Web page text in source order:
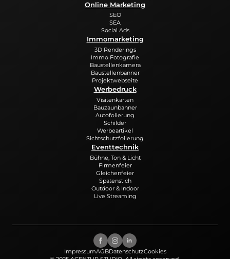
Online Marketing
SEO
SEA
Social Ads
Immomarketing
3D Renderings
Immo Fotografie
Baustellenkamera
Baustellenbanner
Projektwebseite
Werbedruck
Visitenkarten
Bauzaunbanner
Autofolierung
Schilder
Werbeartikel
Sichtschutzfolierung
Eventtechnik
Bühne, Ton & Licht
Firmenfeier
Gleichenfeier
Spatenstich
Outdoor & Indoor
Live Streaming
ImpressumAGBDatenschutzCookies